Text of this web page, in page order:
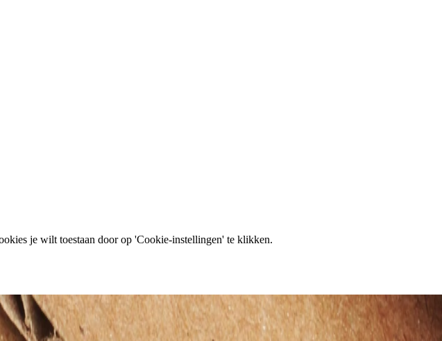
je wilt toestaan door op 'Cookie-instellingen' te klikken.